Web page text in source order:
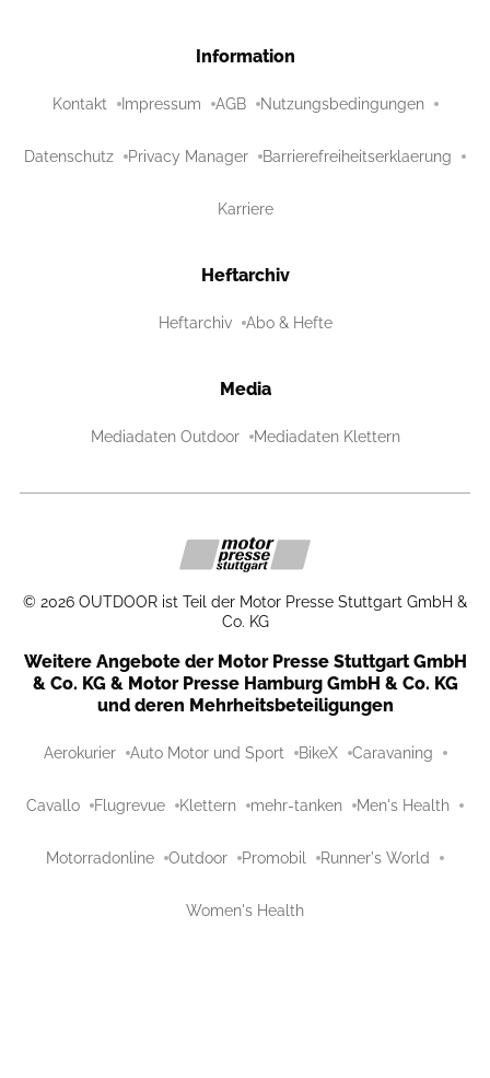
Information
Kontakt Impressum AGB Nutzungsbedingungen
Datenschutz Privacy Manager Barrierefreiheitserklaerung
Karriere
Heftarchiv
Heftarchiv Abo & Hefte
Media
Mediadaten Outdoor Mediadaten Klettern
© 2026 OUTDOOR ist Teil der Motor Presse Stuttgart GmbH &
Co. KG
Weitere Angebote der Motor Presse Stuttgart GmbH
& Co. KG & Motor Presse Hamburg GmbH & Co. KG
und deren Mehrheitsbeteiligungen
Aerokurier Auto Motor und Sport BikeX Caravaning
Cavallo Flugrevue Klettern mehr-tanken Men's Health
Motorradonline Outdoor Promobil Runner's World
Women's Health